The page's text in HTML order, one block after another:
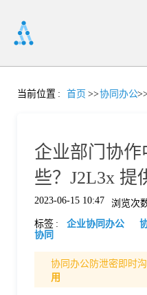
首
当前位置 : 首页 >>协同办公
企业部门协
些？J2L3x 提
2023-06-15 10:47 浏览次
标签 : 企业协同办公
协同
协同办公防泄密即时
用